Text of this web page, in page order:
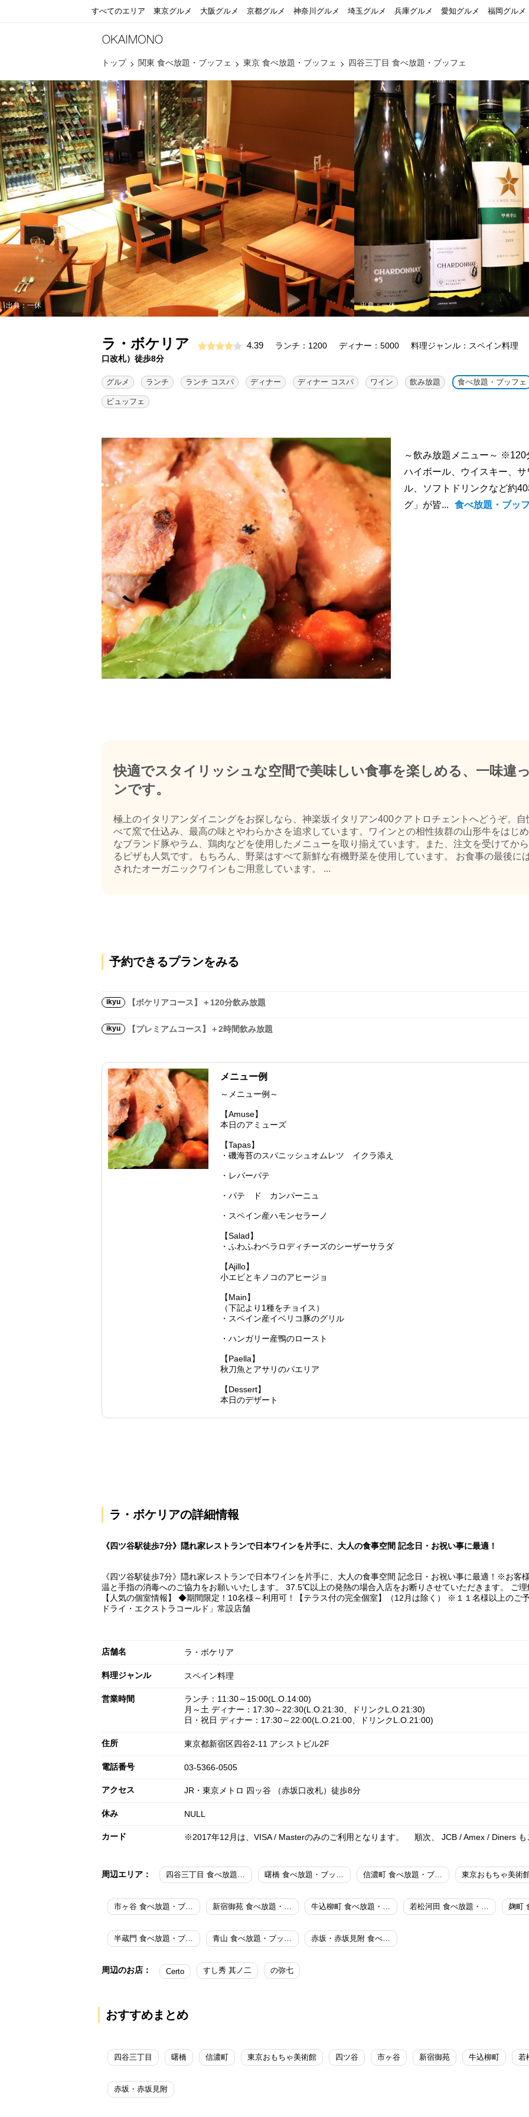
すべてのエリア 東京グルメ 大阪グルメ 京都グルメ 神奈川グルメ 埼玉グルメ 兵庫グルメ 愛知グルメ 福岡グルメ
トップ 関東 食べ放題・ブッフェ 東京 食べ放題・ブッフェ 四谷三丁目 食べ放題・ブッフェ
出典：一休 出典：一休
ラ・ボケリア 4.39 ランチ：1200 ディナー：5000 料理ジャンル：スペイン料理
口改札）徒歩8分
グルメ ランチ ランチ コスパ ディナー ディナー コスパ ワイン 飲み放題 食べ放題・ブッフェ
ビュッフェ
～飲み放題メニュー～ ※120
ハイボール、ウイスキー、
ル、ソフトドリンクなど約
グ」が皆...
食べ放題・ブッ
快適でスタイリッシュな空間で美味しい食事を楽しめる、一味違
ンです。
極上のイタリアンダイニングをお探しなら、神楽坂イタリアン400クアトロチェントへどうぞ。自
べて窯で仕込み、最高の味とやわらかさを追求しています。ワインとの相性抜群の山形牛をはじ
なブランド豚やラム、鶏肉などを使用したメニューを取り揃えています。また、注文を受けてか
るピザも人気です。もちろん、野菜はすべて新鮮な有機野菜を使用しています。 お食事の最後に
されたオーガニックワインもご用意しています。 ...
予約できるプランをみる
ikyu 【ボケリアコース】＋120分飲み放題
ikyu 【プレミアムコース】＋2時間飲み放題
メニュー例
～メニュー例～
【Amuse】
本日のアミューズ
【Tapas】
・磯海苔のスパニッシュオムレツ イクラ添え
・レバーパテ
・パテ ド カンパーニュ
・スペイン産ハモンセラーノ
【Salad】
・ふわふわベラロディチーズのシーザーサラダ
【Ajillo】
小エビとキノコのアヒージョ
【Main】
（下記より1種をチョイス）
・スペイン産イベリコ豚のグリル
・ハンガリー産鴨のロースト
【Paella】
秋刀魚とアサリのパエリア
【Dessert】
本日のデザート
ラ・ボケリアの詳細情報
《四ツ谷駅徒歩7分》隠れ家レストランで日本ワインを片手に、大人の食事空間 記念日・お祝い事に最適！
《四ツ谷駅徒歩7分》隠れ家レストランで日本ワインを片手に、大人の食事空間 記念日・お祝い事に最適！※お
温と手指の消毒へのご協力をお願いいたします。 37.5℃以上の発熱の場合入店をお断りさせていただきます。 ご理
【人気の個室情報】 ◆期間限定！10名様～利用可！【テラス付の完全個室】（12月は除く） ※１１名様以上のご
ドライ・エクストラコールド」常設店舗
店舗名 ラ・ボケリア
料理ジャンル スペイン料理
営業時間
ランチ：11:30～15:00(L.O.14:00)
月～土 ディナー：17:30～22:30(L.O.21:30、ドリンクL.O.21:30)
日・祝日 ディナー：17:30～22:00(L.O.21:00、ドリンクL.O.21:00)
住所 東京都新宿区四谷2-11 アシストビル2F
電話番号 03-5366-0505
アクセス JR・東京メトロ 四ッ谷 （赤坂口改札）徒歩8分
休み NULL
カード ※2017年12月は、VISA / Masterのみのご利用となります。 順次、 JCB / Amex / Diners も
周辺エリア： 四谷三丁目 食べ放題・ブッフェ 曙橋 食べ放題・ブッフェ 信濃町 食べ放題・ブッフェ
市ヶ谷 食べ放題・ブッフェ 新宿御苑 食べ放題・ブッフェ 牛込柳町 食べ放題・ブッフェ 若松河田 食べ放題・ブッフェ
半蔵門 食べ放題・ブッフェ 青山 食べ放題・ブッフェ 赤坂・赤坂見附 食べ放題・ブッフェ
周辺のお店： Certo すし秀 其ノ二 の弥七
おすすめまとめ
四谷三丁目 曙橋 信濃町 東京おもちゃ美術館 四ツ谷 市ヶ谷 新宿御苑 牛込柳町 若
赤坂・赤坂見附